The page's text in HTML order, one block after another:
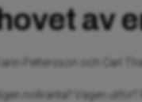
av
Pettersson och Carl
nollränta? Vägen